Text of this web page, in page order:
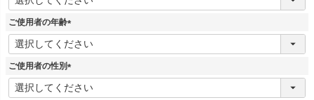
必
須
ご使用者の年齢
(
必
須
ご使用者の性別
(
必